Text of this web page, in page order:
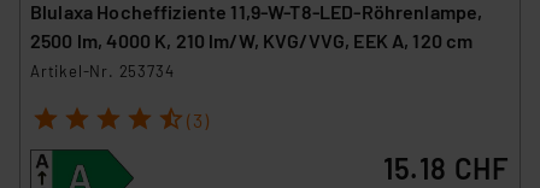
Blulaxa Hocheffiziente 11,9-W-T8-LED-Röhrenlampe,
2500 lm, 4000 K, 210 lm/W, KVG/VVG, EEK A, 120 cm
Artikel-Nr. 253734
1 2 3 4 5 (3)
15.18 CHF